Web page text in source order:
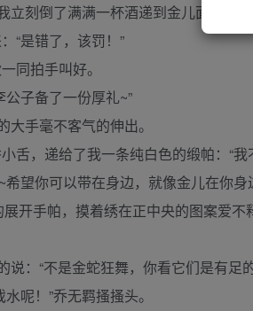
刻倒了满满一杯酒递到金儿面前。
是错了，该罚！”
拍手叫好。
子备了一份厚礼~”
手毫不客气的伸出。
，递给了我一条纯白色的缎帕：“我
望你可以带在身边，就像金儿在你身
手帕，摸着绣在正中央的图案爱不
：“不是金蛇狂舞，你看它们是有足
！”乔无羁搔搔头。